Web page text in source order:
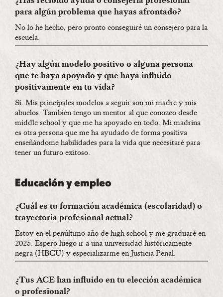
para algún problema que hayas afrontado?
No lo he hecho, pero pronto conseguiré un consejero para la
escuela.
¿Hay algún modelo positivo o alguna persona
que te haya apoyado y que haya influido
positivamente en tu vida?
Sí. Mis principales modelos a seguir son mi madre y mis
abuelos. También tengo un mentor al que conozco desde
middle school y que me ha apoyado en todo. Mi madrina
es otra persona que me ha ayudado de forma positiva
enseñándome habilidades para la vida que necesitaré para
tener un futuro exitoso.
Educación y empleo
¿Cuál es tu formación académica (escolaridad) o
trayectoria profesional actual?
Estoy en el penúltimo año de high school y me graduaré en
2025. Espero luego ir a una universidad históricamente
negra (HBCU) y especializarme en Justicia Penal.
¿Tus ACE han influido en tu elección académica
o profesional?